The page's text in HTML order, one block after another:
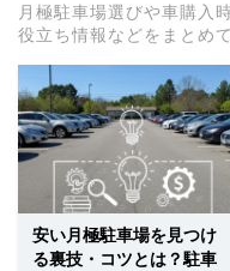
月極駐車場選びや車購入
役立ち情報などをまとめ
安い月極駐車場を見つけ
る裏技・コツとは？駐車